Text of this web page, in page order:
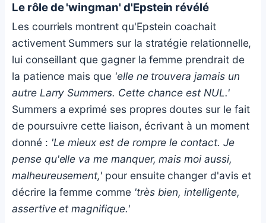
Le rôle de 'wingman' d'Epstein révélé
Les courriels montrent qu'Epstein coachait
activement Summers sur la stratégie relationnelle,
lui conseillant que gagner la femme prendrait de
la patience mais que 'elle ne trouvera jamais un
autre Larry Summers. Cette chance est NUL.'
Summers a exprimé ses propres doutes sur le fait
de poursuivre cette liaison, écrivant à un moment
donné : 'Le mieux est de rompre le contact. Je
pense qu'elle va me manquer, mais moi aussi,
malheureusement,' pour ensuite changer d'avis et
décrire la femme comme 'très bien, intelligente,
assertive et magnifique.'